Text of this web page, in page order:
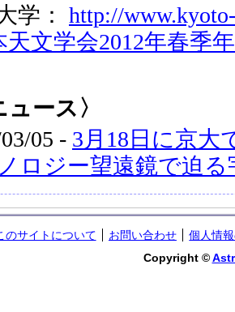
学： http://
天文学会2012年春季
ュース〉
05 - 3月18日に京大
ロジー望遠鏡で迫る
のサイトについて お問い合わせ
個人情
Copyright ©